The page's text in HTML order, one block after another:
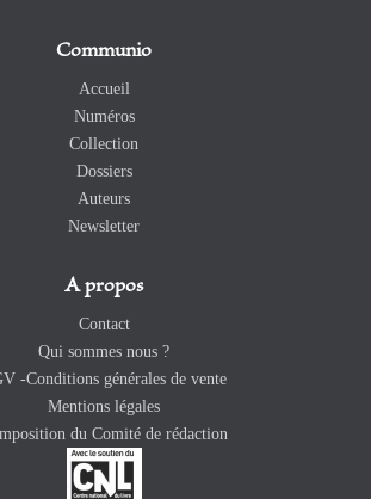
Communio
Accueil
Numéros
Collection
Dossiers
Auteurs
Newsletter
A propos
Contact
Qui sommes nous ?
-Conditions générales de vente
Mentions légales
du Comité de rédaction